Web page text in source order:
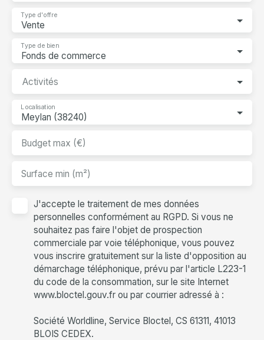
Vente
Type d'offre
Fonds de commerce
Type de bien
Activités
Meylan (38240)
Localisation
Budget max (€)
Surface min (m²)
J'accepte le traitement de mes données
personnelles conformément au RGPD. Si vous ne
souhaitez pas faire l'objet de prospection
commerciale par voie téléphonique, vous pouvez
vous inscrire gratuitement sur la liste d'opposition au
démarchage téléphonique, prévu par l'article L223-1
du code de la consommation, sur le site Internet
www.bloctel.gouv.fr ou par courrier adressé à :
Société Worldline, Service Bloctel, CS 61311, 41013
BLOIS CEDEX.